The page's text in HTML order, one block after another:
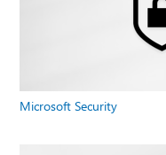
Microsoft Security